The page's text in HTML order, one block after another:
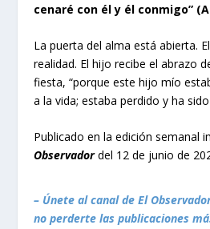
cenaré con él y él conmigo”
La puerta del alma está abierta.
realidad. El hijo recibe el abrazo
fiesta, “porque este hijo mío
a la vida; estaba perdido y ha
Publicado en la edición semanal
Observadordel 12 de junio de
– Únete al canal de El
no perderte las publicaciones